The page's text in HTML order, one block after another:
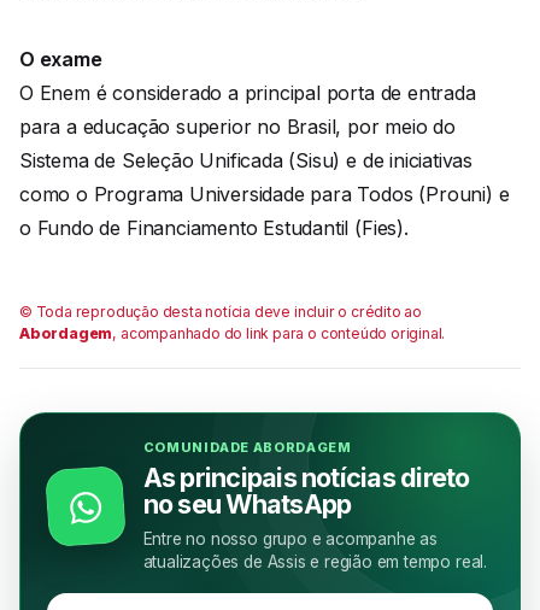
O exame
O Enem é considerado a principal porta de entrada
para a educação superior no Brasil, por meio do
Sistema de Seleção Unificada (Sisu) e de iniciativas
como o Programa Universidade para Todos (Prouni) e
o Fundo de Financiamento Estudantil (Fies).
© Toda reprodução desta notícia deve incluir o crédito ao
Abordagem, acompanhado do link para o conteúdo original.
COMUNIDADE ABORDAGEM
As principais notícias direto
no seu WhatsApp
Entre no nosso grupo e acompanhe as
atualizações de Assis e região em tempo real.